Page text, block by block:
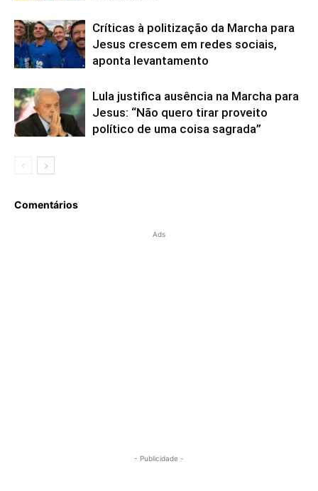
Críticas à politização da Marcha para
Jesus crescem em redes sociais,
aponta levantamento
Lula justifica ausência na Marcha para
Jesus: “Não quero tirar proveito
político de uma coisa sagrada”
Comentários
Ads
- Publicidade -